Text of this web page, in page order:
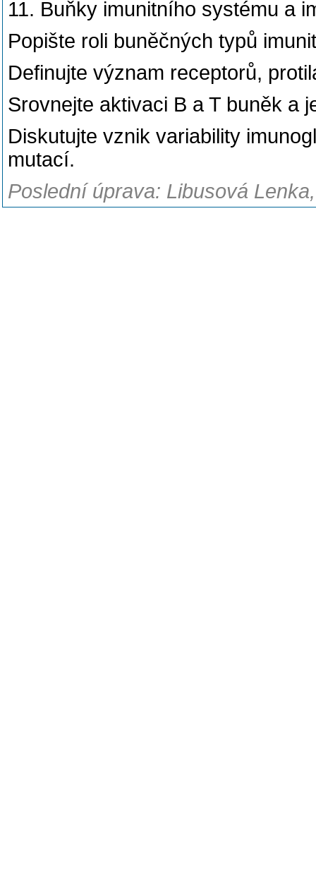
11. Buňky imunitního systému a
Popište roli buněčných typů
Definujte význam receptorů,
Srovnejte aktivaci B a T buněk a
Diskutujte vznik variability
mutací.
Poslední úprava: Libusová